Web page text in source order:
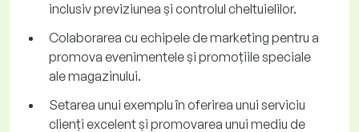
inclusiv previziunea și controlul cheltuielilor.
Colaborarea cu echipele de marketing pentru a
promova evenimentele și promoțiile speciale
ale magazinului.
Setarea unui exemplu în oferirea unui serviciu
clienți excelent și promovarea unui mediu de